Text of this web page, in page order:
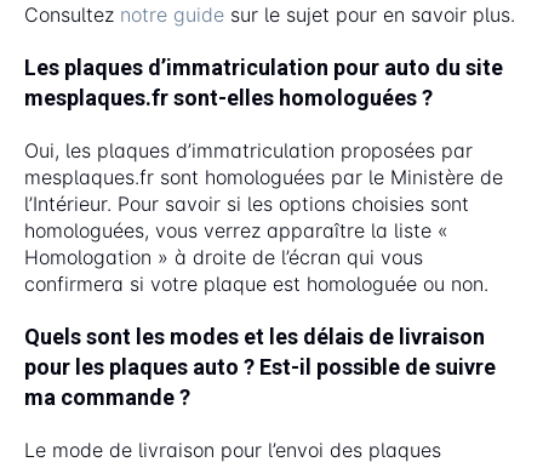
Consultez notre guide sur le sujet pour en savoir plus.
Les plaques d’immatriculation pour auto du site
mesplaques.fr sont-elles homologuées ?
Oui, les plaques d’immatriculation proposées par
mesplaques.fr sont homologuées par le Ministère de
l’Intérieur. Pour savoir si les options choisies sont
homologuées, vous verrez apparaître la liste «
Homologation » à droite de l’écran qui vous
confirmera si votre plaque est homologuée ou non.
Quels sont les modes et les délais de livraison
pour les plaques auto ? Est-il possible de suivre
ma commande ?
Le mode de livraison pour l’envoi des plaques